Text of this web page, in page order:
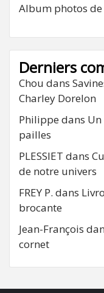
Album photos de
Derniers
Chou dans
Charley Dorelon
Philippe dans
pailles
PLESSIET dans
de notre univers
FREY P. dans
brocante
Jean-François
cornet